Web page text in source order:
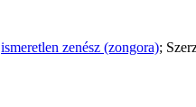
ismeretlen zenész (zongora);